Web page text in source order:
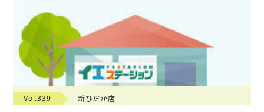
Vol.339 新ひだか店